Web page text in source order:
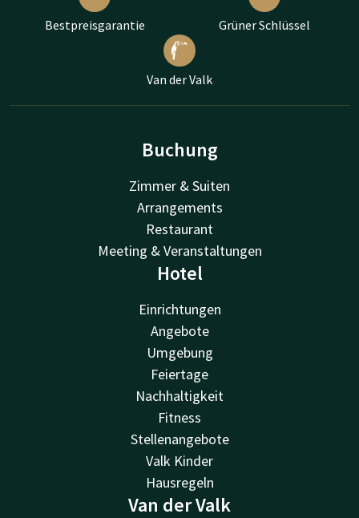
Bestpreisgarantie Grüner Schlüssel
Van der Valk
Buchung
Zimmer & Suiten
Arrangements
Restaurant
Meeting & Veranstaltungen
Hotel
Einrichtungen
Angebote
Umgebung
Feiertage
Nachhaltigkeit
Fitness
Stellenangebote
Valk Kinder
Hausregeln
Van der Valk